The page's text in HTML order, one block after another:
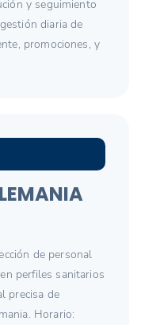
y seguimiento
diaria de
promociones, y
de personal
perfiles sanitarios
precisa de
Horario: